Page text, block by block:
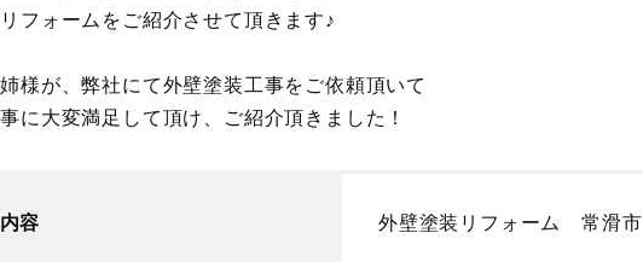
フォームをご紹介させて頂きます♪
様が、弊社にて外壁塗装工事をご依頼頂いて
に大変満足して頂け、ご紹介頂きました！
容 外壁塗装リフォーム 常滑市